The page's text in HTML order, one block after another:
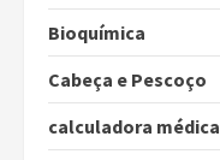
Bioquímica
Cabeça e Pescoço
calculadora médica